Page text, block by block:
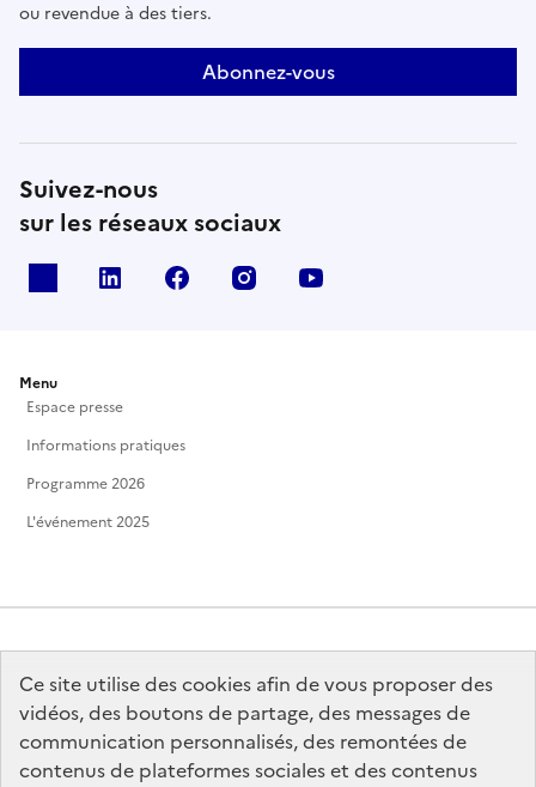
Ce site utilise des cookies afin de vous proposer des
vidéos, des boutons de partage, des messages de
communication personnalisés, des remontées de
contenus de plateformes sociales et des contenus
ou revendue à des tiers.
Abonnez-vous
Suivez-nous
sur les réseaux sociaux
Linkedin Facebook Instagram
Menu
Espace presse
Informations pratiques
Programme 2026
L'événement 2025
MINISTÈRE
DE LA CULTURE